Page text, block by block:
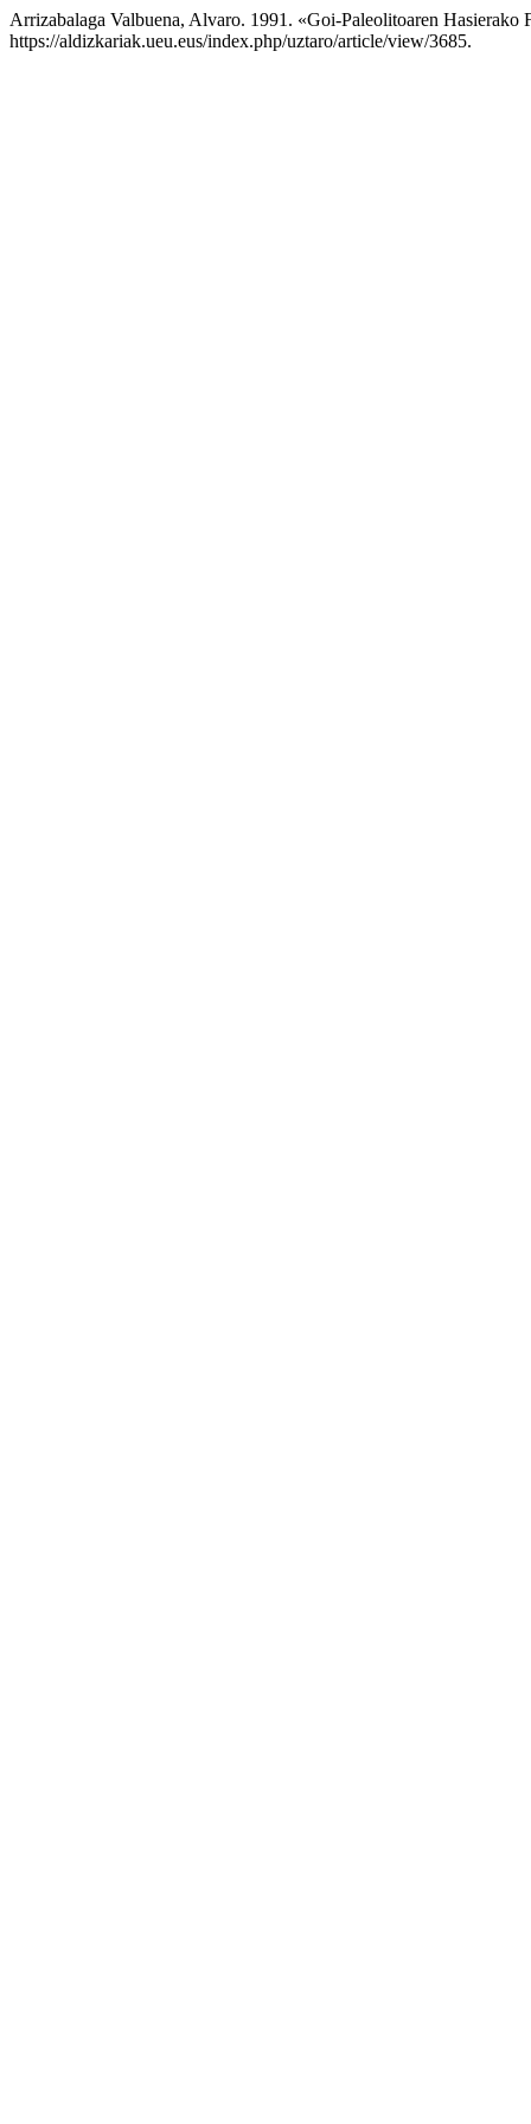
Arrizabalaga Valbuena, Alvaro. 1991. «Goi-Paleolitoaren Hasierako
https://aldizkariak.ueu.eus/index.php/uztaro/article/view/3685.